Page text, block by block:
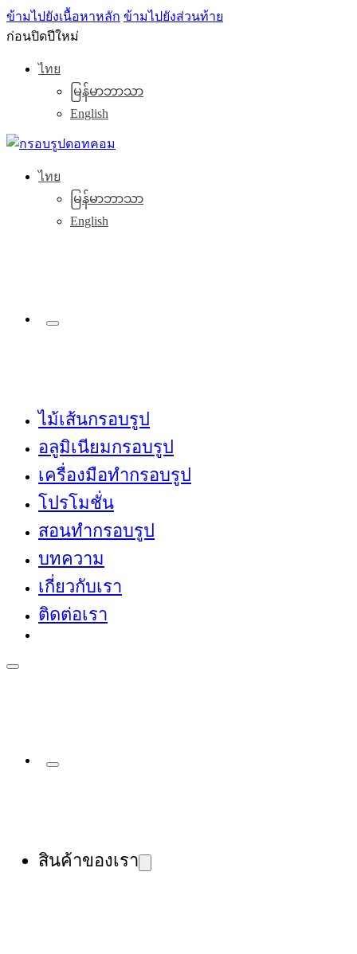
ข้ามไปยังเนื้อหาหลัก ข้ามไปยังส่วนท้าย
ก่อนปิดปีใหม่
ไทย
မြန်မာဘာသာ
English
ไทย
မြန်မာဘာသာ
English
ไม้เส้นกรอบรูป
อลูมิเนียมกรอบรูป
เครื่องมือทำกรอบรูป
โปรโมชั่น
สอนทำกรอบรูป
บทความ
เกี่ยวกับเรา
ติดต่อเรา
สินค้าของเรา